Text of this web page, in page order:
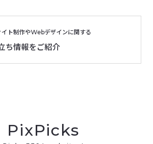
ト制作やWebデザインに関する
ち情報をご紹介
PixPicks